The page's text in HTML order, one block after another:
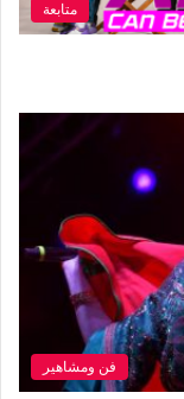
متابعة
فن ومشاهير